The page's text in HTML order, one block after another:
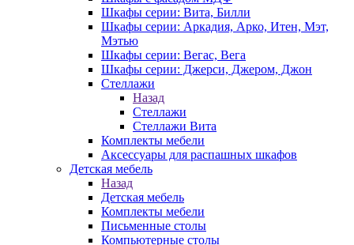
Шкафы серии: Вита, Билли
Шкафы серии: Аркадия, Арко, Итен, Мэт,
Мэтью
Шкафы серии: Вегас, Вега
Шкафы серии: Джерси, Джером, Джон
Стеллажи
Назад
Стеллажи
Стеллажи Вита
Комплекты мебели
Аксессуары для распашных шкафов
Детская мебель
Назад
Детская мебель
Комплекты мебели
Письменные столы
Компьютерные столы